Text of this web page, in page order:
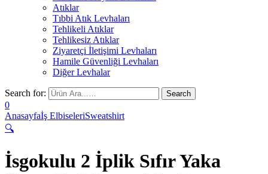
Atıklar
Tıbbi Atık Levhaları
Tehlikeli Atıklar
Tehlikesiz Atıklar
Ziyaretçi İletişimi Levhaları
Hamile Güvenliği Levhaları
Diğer Levhalar
Search for:
0
Anasayfaİş ElbiseleriSweatshirt
🔍
İsgokulu 2 İplik Sıfır Yaka